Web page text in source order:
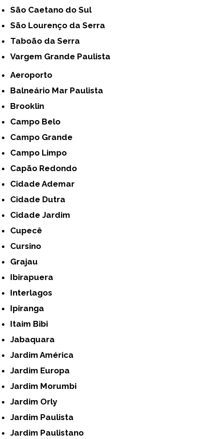
São Caetano do Sul
São Lourenço da Serra
Taboão da Serra
Vargem Grande Paulista
Aeroporto
Balneário Mar Paulista
Brooklin
Campo Belo
Campo Grande
Campo Limpo
Capão Redondo
Cidade Ademar
Cidade Dutra
Cidade Jardim
Cupecê
Cursino
Grajau
Ibirapuera
Interlagos
Ipiranga
Itaim Bibi
Jabaquara
Jardim América
Jardim Europa
Jardim Morumbi
Jardim Orly
Jardim Paulista
Jardim Paulistano